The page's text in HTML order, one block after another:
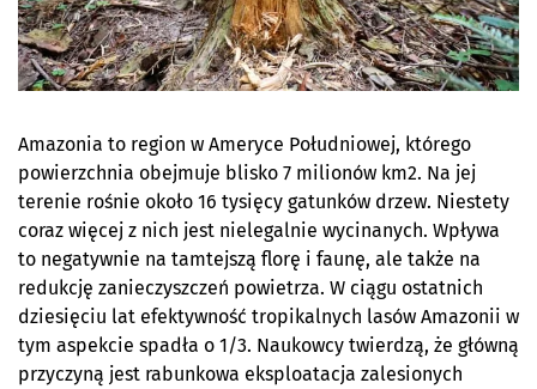
Amazonia to region w Ameryce Południowej, którego
powierzchnia obejmuje blisko 7 milionów km2. Na jej
terenie rośnie około 16 tysięcy gatunków drzew. Niestety
coraz więcej z nich jest nielegalnie wycinanych. Wpływa
to negatywnie na tamtejszą florę i faunę, ale także na
redukcję zanieczyszczeń powietrza. W ciągu ostatnich
dziesięciu lat efektywność tropikalnych lasów Amazonii w
tym aspekcie spadła o 1/3. Naukowcy twierdzą, że główną
przyczyną jest rabunkowa eksploatacja zalesionych